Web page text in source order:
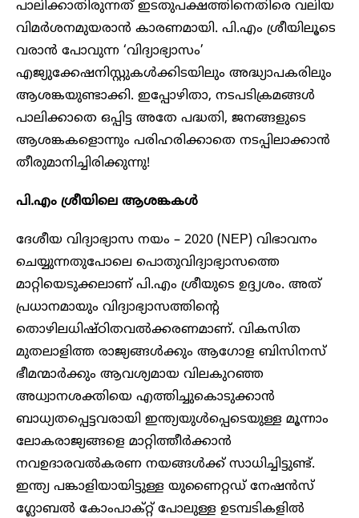
പാലിക്കാതിരുന്നത് ഇടതുപക്ഷത്തിനെതിരെ വലിയ
വിമർശനമുയരാൻ കാരണമായി. പി.എം ശ്രീയിലൂടെ
വരാൻ പോവുന്ന ‘വിദ്യാഭ്യാസം’
എജ്യുക്കേഷനിസ്റ്റുകൾക്കിടയിലും അദ്ധ്യാപകരിലും
ആശങ്കയുണ്ടാക്കി. ഇപ്പോഴിതാ, നടപടിക്രമങ്ങൾ
പാലിക്കാതെ ഒപ്പിട്ട അതേ പദ്ധതി, ജനങ്ങളുടെ
ആശങ്കകളൊന്നും പരിഹരിക്കാതെ നടപ്പിലാക്കാൻ
തീരുമാനിച്ചിരിക്കുന്നു!
പി.എം ശ്രീയിലെ ആശങ്കകൾ
ദേശീയ വിദ്യാഭ്യാസ നയം – 2020 (NEP) വിഭാവനം
ചെയ്യുന്നതുപോലെ പൊതുവിദ്യാഭ്യാസത്തെ
മാറ്റിയെടുക്കലാണ് പി.എം ശ്രീയുടെ ഉദ്ദ്യശം. അത്
പ്രധാനമായും വിദ്യാഭ്യാസത്തിന്റെ
തൊഴിലധിഷ്ഠിതവൽക്കരണമാണ്. വികസിത
മുതലാളിത്ത രാജ്യങ്ങൾക്കും ആഗോള ബിസിനസ്
ഭീമന്മാർക്കും ആവശ്യമായ വിലകുറഞ്ഞ
അധ്വാനശക്തിയെ എത്തിച്ചുകൊടുക്കാൻ
ബാധ്യതപ്പെട്ടവരായി ഇന്ത്യയുൾപ്പെടെയുള്ള മൂന്നാം
ലോകരാജ്യങ്ങളെ മാറ്റിത്തീർക്കാൻ
നവഉദാരവൽകരണ നയങ്ങൾക്ക് സാധിച്ചിട്ടുണ്ട്.
ഇന്ത്യ പങ്കാളിയായിട്ടുള്ള യുണൈറ്റഡ് നേഷൻസ്
ഗ്ലോബൽ കോംപാക്റ്റ് പോലുള്ള ഉടമ്പടികളിൽ